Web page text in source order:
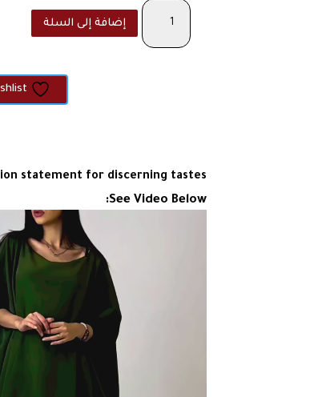
كمية
Refined
Dress
إضافة إلى السلة
statement for discerning tastes.
See Video Below: